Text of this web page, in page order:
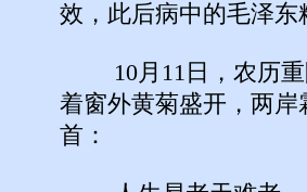
效，此后病中的毛泽东
10月11日，农历重
着窗外黄菊盛开，两
首：